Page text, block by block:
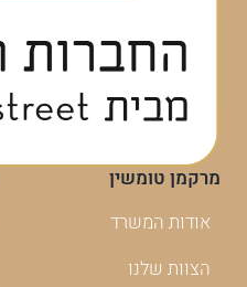
מרקמן טומשין
אודות המשרד
הצוות שלנו